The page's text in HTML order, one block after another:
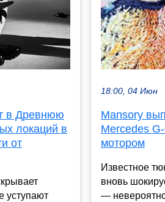
в Древнюю
локаций в
от
уступают
18:00, 04 Июн
Mansory
Mercedes
мотором
Известное
вновь
—